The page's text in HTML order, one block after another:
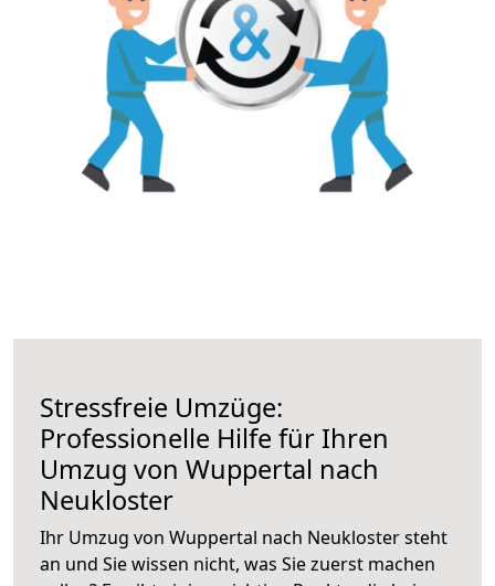
Stressfreie Umzüge:
Professionelle Hilfe für Ihren
Umzug von Wuppertal nach
Neukloster
Ihr Umzug von Wuppertal nach Neukloster steht
an und Sie wissen nicht, was Sie zuerst machen